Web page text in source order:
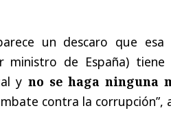
un descaro que
ministro de España)
y no se haga ninguna
contra la corrupción”,